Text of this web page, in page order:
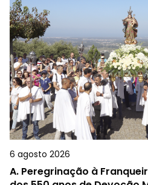
6 agosto 2026
A. Peregrinação à